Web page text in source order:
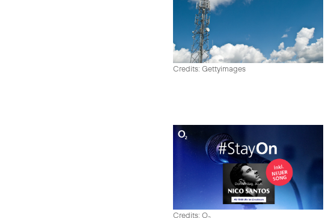
Credits: Gettyimages
Credits: O